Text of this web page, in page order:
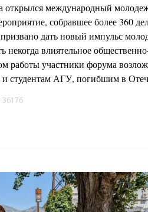
открылся международный
собравшее более 360
дать новый импульс
некогда влиятельное
работы участники форума
и студентам АГУ, погибшим в
36176